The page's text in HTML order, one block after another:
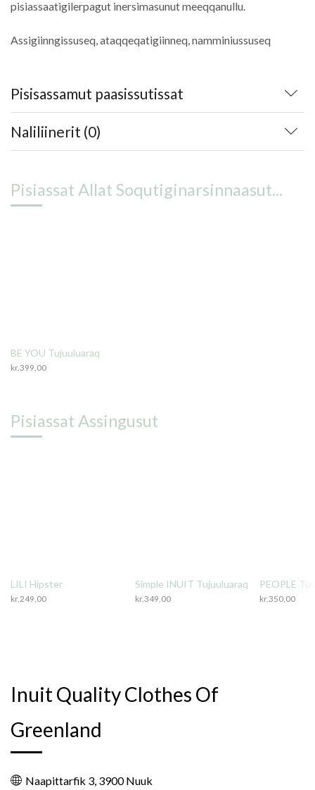
pisiassaatigilerpagut inersimasunut meeqqanullu.
Assigiinngissuseq, ataqqeqatigiinneq, namminiussuseq
Pisisassamut paasissutissat
Naliliinerit (0)
Pisiassat Allat Soqutiginarsinnaasut...
BE YOU Tujuuluaraq
kr.399,00
Pisiassat Assingusut
LILI Hipster
kr.249,00
Simple INUIT Tujuuluaraq
kr.349,00
PEOPLE
kr.350,00
Inuit Quality Clothes Of
Greenland
Naapittarfik 3, 3900 Nuuk